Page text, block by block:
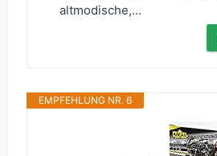
altmodische,...
EMPFEHLUNG NR. 6